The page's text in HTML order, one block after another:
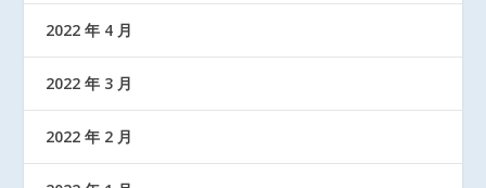
2022 年 4 月
2022 年 3 月
2022 年 2 月